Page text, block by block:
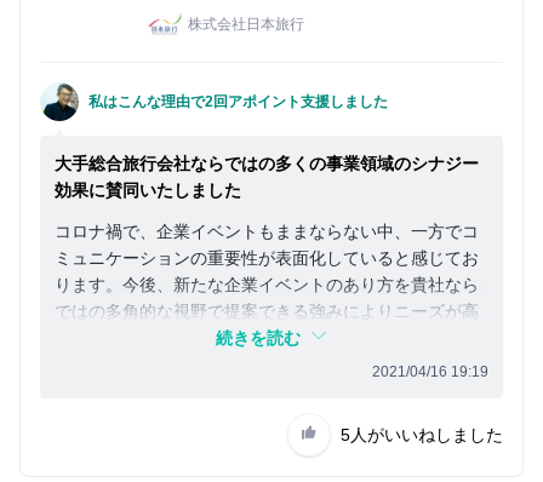
株式会社日本旅行
私はこんな理由で2回アポイント支援しました
大手総合旅行会社ならではの多くの事業領域のシナジー
効果に賛同いたしました
コロナ禍で、企業イベントもままならない中、一方でコ
ミュニケーションの重要性が表面化していると感じてお
ります。今後、新たな企業イベントのあり方を貴社なら
ではの多角的な視野で提案できる強みによりニーズが高
まると考えております。続きを読む
2021/04/16 19:19
5人がいいねしました